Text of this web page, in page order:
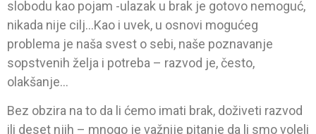
slobodu kao pojam -ulazak u brak je gotovo nemoguć,
nikada nije cilj…Kao i uvek, u osnovi mogućeg
problema je naša svest o sebi, naše poznavanje
sopstvenih želja i potreba – razvod je, često,
olakšanje…
Bez obzira na to da li ćemo imati brak, doživeti razvod
ili deset njih – mnogo je važnije pitanje da li smo voleli